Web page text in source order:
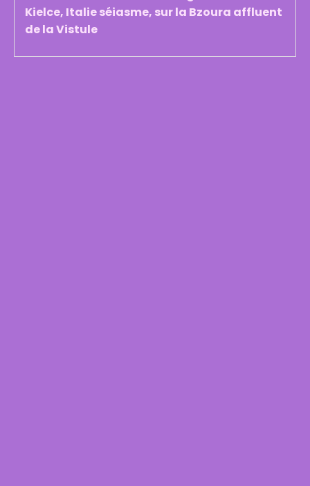
Kielce, Italie séiasme, sur la Bzoura affluent
de la Vistule